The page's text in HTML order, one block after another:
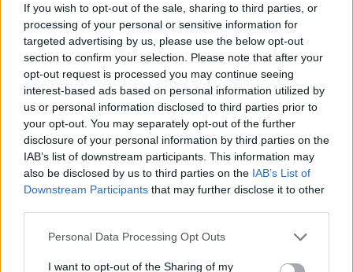
If you wish to opt-out of the sale, sharing to third parties, or
processing of your personal or sensitive information for
targeted advertising by us, please use the below opt-out
section to confirm your selection. Please note that after your
opt-out request is processed you may continue seeing
interest-based ads based on personal information utilized by
us or personal information disclosed to third parties prior to
your opt-out. You may separately opt-out of the further
disclosure of your personal information by third parties on the
IAB’s list of downstream participants. This information may
also be disclosed by us to third parties on the IAB’s List of
Downstream Participants that may further disclose it to other
Please note that this website/app uses one or more Google
not limited to your visit or usage behaviour. You may click to
Personal Data Processing Opt Outs
I want to opt-out of the Sharing of my
kiállítása 2006. december 8-ig tekinthető meg. A kiállítást
megnyitja Készman József művészettörténész. November
22. szerda 10 óra Aranyszamár Színház: Testvérország
Újpalotai Közösségi Ház Balázs Béla századfordulón
született meséjét, a mű szellemiségét és költőiségét
megőrizve dolgozta fel a társulat bábjáték formájában. Az
előadást óvodás kortól ajánljuk. Belépő: 500 Ft Csoportok
jelentkezését telefonon várjuk! 15 óra Színjátszó délután
Újpalotai Közösségi Ház A Hartyán NOK 3. osztályos
tanulóinak bemutatkozó meseelőadása. Csoportvezető:
Mészárosné Polgári Anna. A programra a belépés díjtalan.